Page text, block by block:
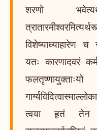
शरणो
विशेष्याध्याहारेण च
यतः कारणादवरं
त्वया हृतं तेन